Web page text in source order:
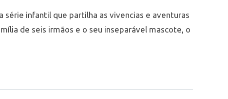
série infantil que partilha as vivencias e aventuras
de seis irmãos e o seu inseparável mascote, o